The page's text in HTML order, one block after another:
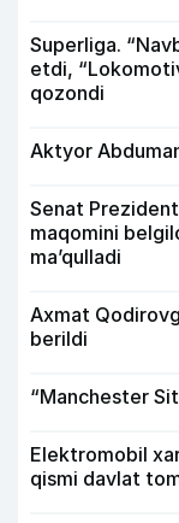
Superliga.
etdi,
qozondi
Aktyor
Senat
maqomini
ma’qulladi
Axmat
berildi
“Manchester
Elektromobil
qismi davlat